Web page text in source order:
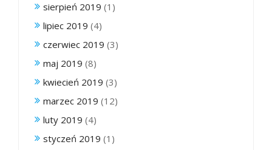
sierpień 2019 (1)
lipiec 2019 (4)
czerwiec 2019 (3)
maj 2019 (8)
kwiecień 2019 (3)
marzec 2019 (12)
luty 2019 (4)
styczeń 2019 (1)